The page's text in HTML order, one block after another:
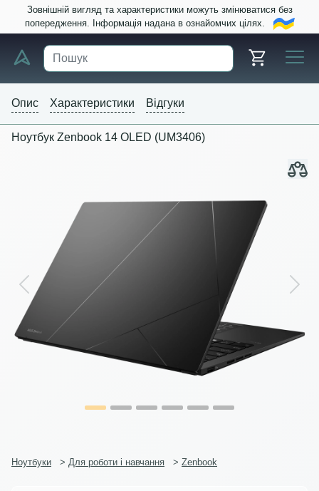
Зовнішній вигляд та характеристики можуть змінюватися без
попередження. Інформація надана в ознайомчих цілях.
Опис Характеристики Відгуки
Ноутбук Zenbook 14 OLED (UM3406)
Previous Next
Ноутбуки > Для роботи і навчання > Zenbook